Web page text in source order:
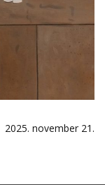
2025. november 21.